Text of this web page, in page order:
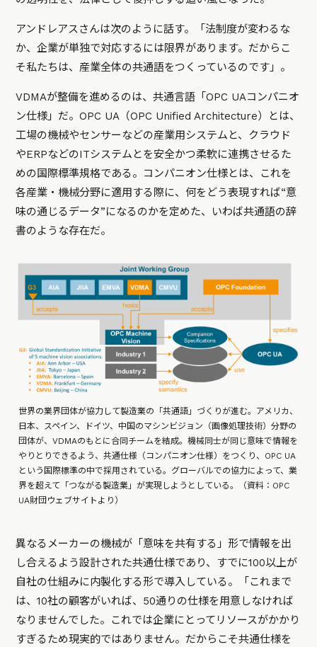
アンドレアスさんは次のように話す。「法制度が変わるな
か、企業が単独で対応するには限界があります。だからこ
そ私たちは、産業全体の共通語をつくっているのです」。
VDMAが整備を進めるのは、共通言語「OPC UAコンパニオ
ン仕様」だ。OPC UA（OPC Unified Architecture）とは、
工場の機械やセンサーなどの産業用システムと、クラウド
やERPなどのITシステムとを安全かつ柔軟に連携させるた
めの国際標準規格である。コンパニオン仕様とは、これを
各産業・機械分野に適用する際に、何をどう表現すれば“意
味の通じるデータ”になるのかを定めた、いわば共通語の辞
書のような存在だ。
世界の業界団体が協力して製造業の「共通語」づくりが進む。アメリカ、
日本、スペイン、ドイツ、中国のマシンビジョン（画像処理技術）分野の
団体が、VDMAのもとに合同チームを結成。機械同士が同じ意味で情報を
やりとりできるよう、共通仕様（コンパニオン仕様）をつくり、OPC UA
という国際標準の中で採用されている。グローバルでの協力によって、業
界を超えて「つながる製造業」が実現しようとしている。（資料：OPC
UA財団ウェブサイトより）
異なるメーカーの機械が「意味を共有する」形で情報を出
し合えるよう設計された共通仕様であり、すでに100以上が
自社の仕組みに内製化する形で導入している。「これまで
は、10社の顧客がいれば、50通りの仕様を用意しなければ
なりませんでした。これでは企業にとってリソースがかかり
すぎるため現実的ではありません。だからこそ共通仕様を